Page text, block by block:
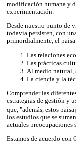
modificación humana y
experimentación.
Desde nuestro punto de
todavía persisten, con
primordialmente, el
Las relaciones
Las prácticas
Al medio natural,
La ciencia y la
Comprender las
estrategias de gestión y
que, "además, estos
los estudios que se
actuales
Estamos de acuerdo con